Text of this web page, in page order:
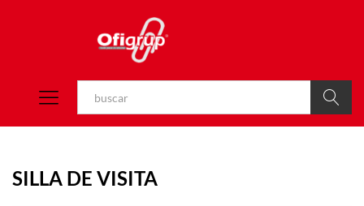
Buscar
SILLA DE VISITA